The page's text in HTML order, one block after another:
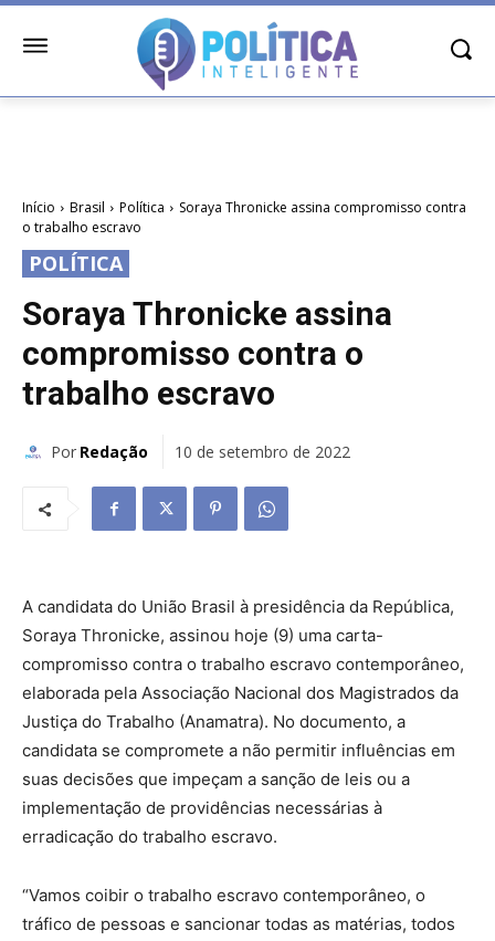
Início Brasil Política
Soraya Thronicke assina compromisso contra
o trabalho escravo
POLÍTICA
Soraya Thronicke assina
compromisso contra o
trabalho escravo
Por Redação 10 de setembro de 2022
A candidata do União Brasil à presidência da República,
Soraya Thronicke, assinou hoje (9) uma carta-
compromisso contra o trabalho escravo contemporâneo,
elaborada pela Associação Nacional dos Magistrados da
Justiça do Trabalho (Anamatra). No documento, a
candidata se compromete a não permitir influências em
suas decisões que impeçam a sanção de leis ou a
implementação de providências necessárias à
erradicação do trabalho escravo.
“Vamos coibir o trabalho escravo contemporâneo, o
tráfico de pessoas e sancionar todas as matérias, todos